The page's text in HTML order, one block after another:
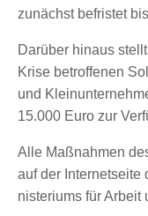
zunächst befristet
Darüber hinaus
Krise betroffenen
und
15.000 Euro zur
Alle Maßnahmen
auf der Internetseite
nisteriums für Arbeit